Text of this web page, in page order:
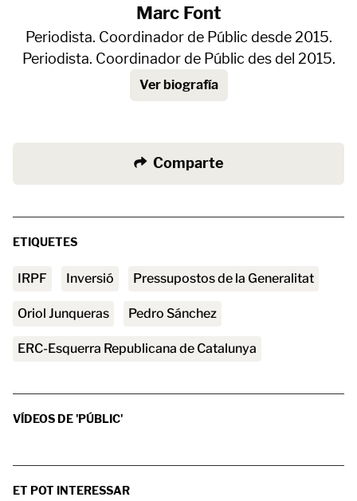
Marc Font
Periodista. Coordinador de Públic desde 2015.
Periodista. Coordinador de Públic des del 2015.
Ver biografía
Comparte
ETIQUETES
IRPF inversió Pressupostos de la Generalitat
Oriol Junqueras Pedro Sánchez
ERC-Esquerra Republicana de Catalunya
VÍDEOS DE 'PÚBLIC'
ET POT INTERESSAR